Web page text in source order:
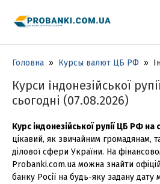
Головна » Курсы валют ЦБ РФ »
Курси iндонезійської
сьогодні (07.08.2026)
Курс iндонезійської рупії ЦБ РФ на
цікавий, як звичайним громадянам,
ділової сфери України. На
Probanki.com.ua можна знайти
банку Росії на будь-яку задану дату